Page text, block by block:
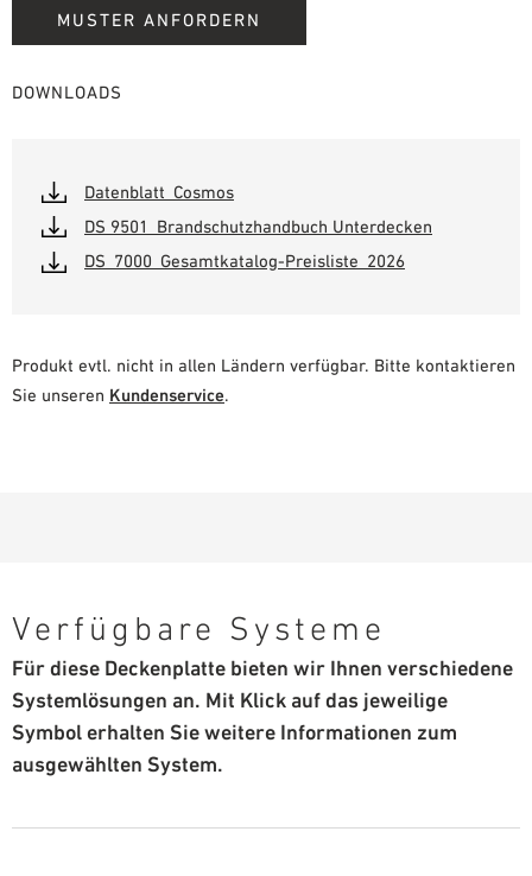
MUSTER ANFORDERN
DOWNLOADS
Datenblatt_Cosmos
DS 9501_Brandschutzhandbuch Unterdecken
DS_7000_Gesamtkatalog-Preisliste_2026
Produkt evtl. nicht in allen Ländern verfügbar. Bitte kontaktieren
Sie unseren Kundenservice.
Verfügbare Systeme
Für diese Deckenplatte bieten wir Ihnen verschiedene
Systemlösungen an. Mit Klick auf das jeweilige
Symbol erhalten Sie weitere Informationen zum
ausgewählten System.